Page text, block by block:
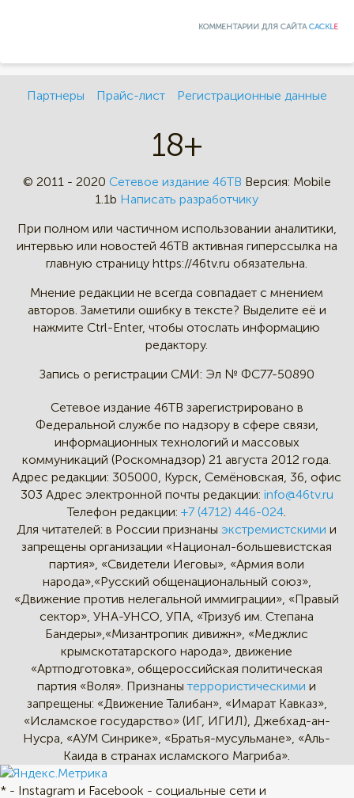
КОММЕНТАРИИ ДЛЯ САЙТАCACKLE
Партнеры Прайс-лист Регистрационные данные
18+
© 2011 - 2020 Сетевое издание 46ТВ Версия: Mobile
1.1b Написать разработчику
При полном или частичном использовании аналитики,
интервью или новостей 46TB активная гиперссылка на
главную страницу https://46tv.ru обязательна.
Мнение редакции не всегда совпадает с мнением
авторов. Заметили ошибку в тексте? Выделите её и
нажмите Ctrl-Enter, чтобы отослать информацию
редактору.
Запись о регистрации СМИ: Эл № ФС77-50890
Сетевое издание 46ТВ зарегистрировано в
Федеральной службе по надзору в сфере связи,
информационных технологий и массовых
коммуникаций (Роскомнадзор) 21 августа 2012 года.
Адрес редакции: 305000, Курск, Семёновская, 36, офис
303 Адрес электронной почты редакции: info@46tv.ru
Телефон редакции: +7 (4712) 446-024.
Для читателей: в России признаныэкстремистскими и
запрещены организации «Национал-большевистская
партия», «Свидетели Иеговы», «Армия воли
народа»,«Русский общенациональный союз»,
«Движение против нелегальной иммиграции», «Правый
сектор», УНА-УНСО, УПА, «Тризуб им. Степана
Бандеры»,«Мизантропик дивижн», «Меджлис
крымскотатарского народа», движение
«Артподготовка», общероссийская политическая
партия «Воля». Признанытеррористическими и
запрещены: «Движение Талибан», «Имарат Кавказ»,
«Исламское государство» (ИГ, ИГИЛ), Джебхад-ан-
Нусра, «АУМ Синрике», «Братья-мусульмане», «Аль-
Каида в странах исламского Магриба».
* - Instagram и Facebook - социальные сети и